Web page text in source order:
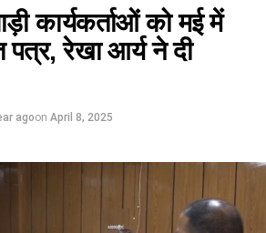
कार्यकर्ताओं को मई में
पत्र, रेखा आर्य ने दी
agoon April 8, 2025